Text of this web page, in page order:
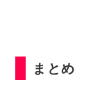
まとめ